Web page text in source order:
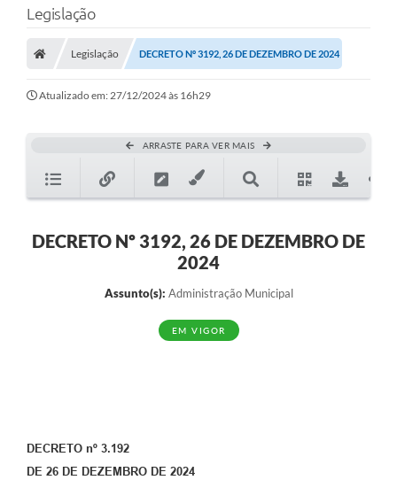
Legislação
Legislação DECRETO Nº 3192, 26 DE DEZEMBRO DE 2024
Atualizado em: 27/12/2024 às 16h29
ARRASTE PARA VER MAIS
DECRETO Nº 3192, 26 DE DEZEMBRO DE
2024
Assunto(s): Administração Municipal
EM VIGOR
DECRETO nº 3.192
DE 26 DE DEZEMBRO DE 2024